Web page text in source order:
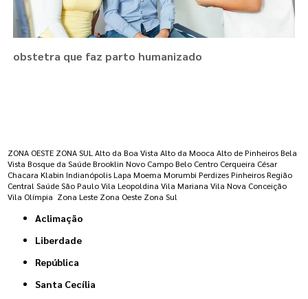
obstetra que faz parto humanizado
ZONA OESTE ZONA SUL Alto da Boa Vista Alto da Mooca Alto de Pinheiros Bela
Vista Bosque da Saúde Brooklin Novo Campo Belo Centro Cerqueira César
Chacara Klabin Indianópolis Lapa Moema Morumbi Perdizes Pinheiros Região
Central Saúde São Paulo Vila Leopoldina Vila Mariana Vila Nova Conceição
Vila Olímpia Zona Leste Zona Oeste Zona Sul
Aclimação
Liberdade
República
Santa Cecília